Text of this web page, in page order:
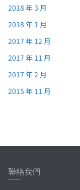
2018 年 3 月
2018 年 1 月
2017 年 12 月
2017 年 11 月
2017 年 2 月
2015 年 11 月
聯絡我們